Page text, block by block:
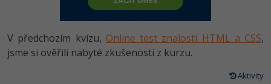
HTML5, CSS3, Bootstrap, SEO
SQL a databáze
PHP
JavaScript
Vývojář mobilních aplikací
Specialista na AI a bigdata
-80%
JavaScript -80%
-80%
Digitální gramotnost
Marketing -30%
-80%
Adobe Illustrator -80%
V předchozím kvízu, Online test znalostí HTML a CSS,
jsme si ověřili nabyté zkušenosti z kurzu.
Aktivity